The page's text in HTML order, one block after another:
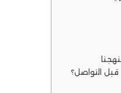
التواصل؟